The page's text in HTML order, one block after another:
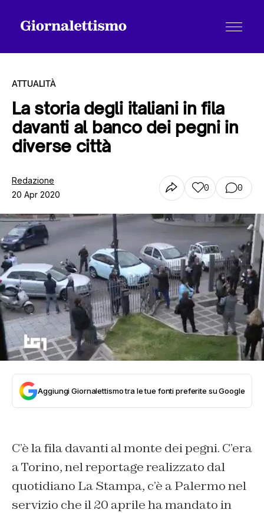
Tutti gli articoli
Chi siamo
Contatti
ATTUALITÀ
La storia degli italiani in fila
davanti al banco dei pegni in
diverse città
Redazione
20 Apr 2020
0 0
Aggiungi Giornalettismo tra le tue fonti preferite su Google
C’è la fila davanti al monte dei pegni. C’era
a Torino, nel reportage realizzato dal
quotidiano La Stampa, c’è a Palermo nel
servizio che il 20 aprile ha mandato in